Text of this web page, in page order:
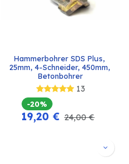
Hammerbohrer SDS Plus,
25mm, 4-Schneider, 450mm,
Betonbohrer
13
-20%
19,20 € 24,00€